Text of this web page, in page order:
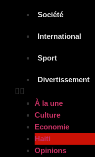
Société
International
Sport
Divertissement
À la une
Culture
Economie
Haiti
Opinions